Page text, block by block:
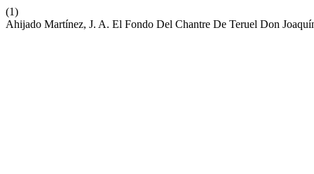
(1)
Ahijado Martínez, J. A. El Fondo Del Chantre De Teruel Don